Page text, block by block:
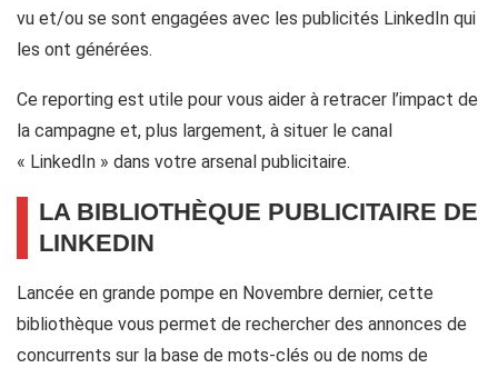
vu et/ou se sont engagées avec les publicités LinkedIn qui
les ont générées.
Ce reporting est utile pour vous aider à retracer l’impact de
la campagne et, plus largement, à situer le canal
« LinkedIn » dans votre arsenal publicitaire.
LA BIBLIOTHÈQUE PUBLICITAIRE DE
LINKEDIN
Lancée en grande pompe en Novembre dernier, cette
bibliothèque vous permet de rechercher des annonces de
concurrents sur la base de mots-clés ou de noms de